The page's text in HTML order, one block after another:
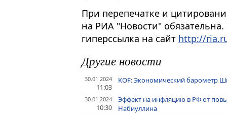
При перепечатке и
на РИА "Новости"
гиперссылка на сайт http://
Другие новости
30.01.2024
11:03
KOF: Экономический барометр
30.01.2024
10:30
Эффект на инфляцию в РФ от
Набиуллина